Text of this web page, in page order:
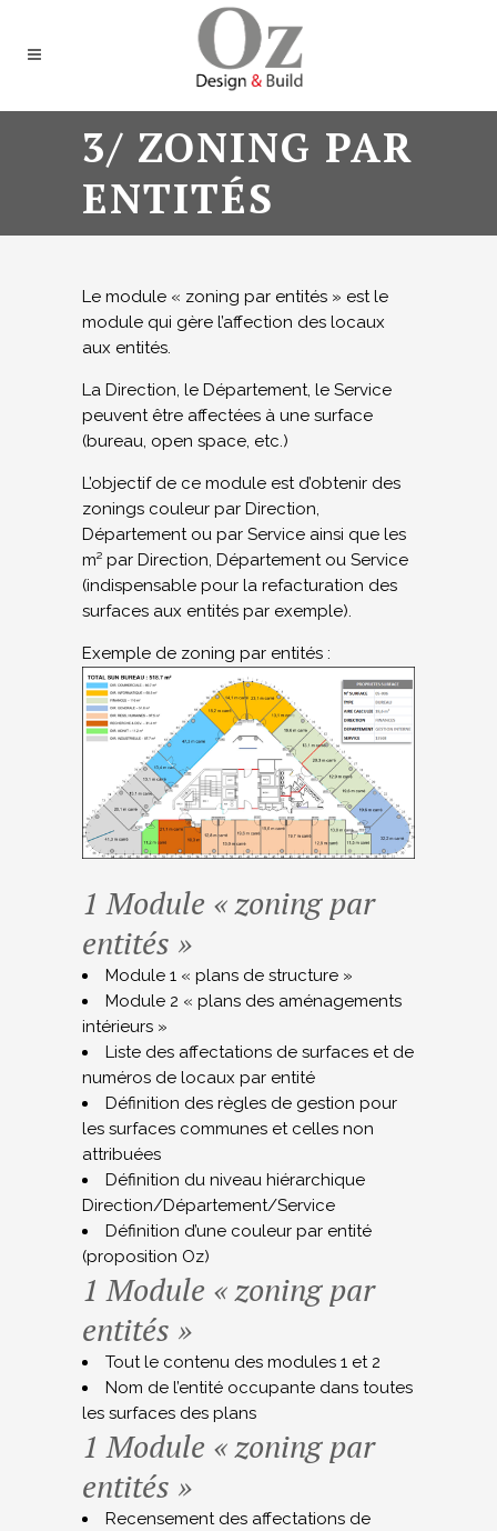
3/ ZONING PAR
ENTITÉS
Le module « zoning par entités » est le
module qui gère l’affection des locaux
aux entités.
La Direction, le Département, le Service
peuvent être affectées à une surface
(bureau, open space, etc.)
L’objectif de ce module est d’obtenir des
zonings couleur par Direction,
Département ou par Service ainsi que les
m² par Direction, Département ou Service
(indispensable pour la refacturation des
surfaces aux entités par exemple).
Exemple de zoning par entités :
1 Module « zoning par
entités »
Module 1 « plans de structure »
Module 2 « plans des aménagements
intérieurs »
Liste des affectations de surfaces et de
numéros de locaux par entité
Définition des règles de gestion pour
les surfaces communes et celles non
attribuées
Définition du niveau hiérarchique
Direction/Département/Service
Définition d’une couleur par entité
(proposition Oz)
1 Module « zoning par
entités »
Tout le contenu des modules 1 et 2
Nom de l’entité occupante dans toutes
les surfaces des plans
1 Module « zoning par
entités »
Recensement des affectations de